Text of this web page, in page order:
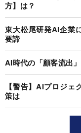
方】は？
東大松尾研発AI企業
要諦
AI時代の「顧客流出
【警告】AIプロジ
策は